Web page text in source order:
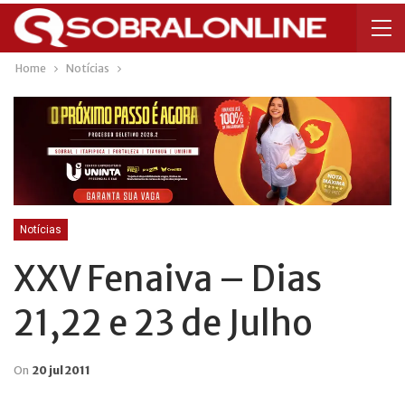
Home Notícias
Notícias
XXV Fenaiva – Dias
21,22 e 23 de Julho
On 20 jul 2011